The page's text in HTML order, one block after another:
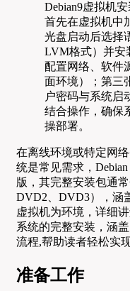
Debian9虚拟机
首先在虚拟机中
光盘启动后选择
LVM格式）并安
配置网络、软件
面环境）；第三
户密码与系统启
结合操作，确保
操部署。
在离线环境或特定网
统是常见需求，
版，其完整安装包通
DVD2、DVD3），涵
虚拟机为环境，详细
系统的完整安装，涵
流程,帮助读者轻松实
准备工作